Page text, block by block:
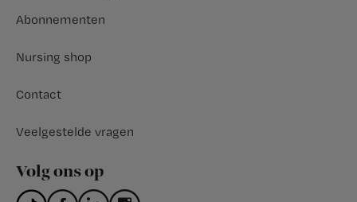
Abonnementen
Nursing shop
Contact
Veelgestelde vragen
Volg ons op